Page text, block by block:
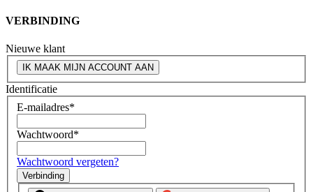
VERBINDING
Nieuwe klant
IK MAAK MIJN ACCOUNT AAN
Identificatie
E-mailadres*
Wachtwoord*
Wachtwoord vergeten?
Verbinding